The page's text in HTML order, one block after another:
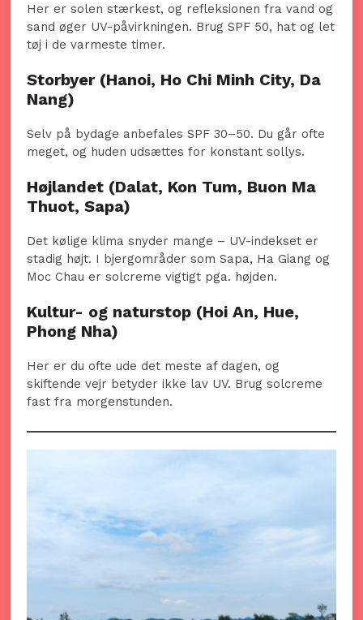
Her er solen stærkest, og refleksionen fra vand og
sand øger UV-påvirkningen. Brug SPF 50, hat og let
tøj i de varmeste timer.
Storbyer (Hanoi, Ho Chi Minh City, Da
Nang)
Selv på bydage anbefales SPF 30–50. Du går ofte
meget, og huden udsættes for konstant sollys.
Højlandet (Dalat, Kon Tum, Buon Ma
Thuot, Sapa)
Det kølige klima snyder mange – UV-indekset er
stadig højt. I bjergområder som Sapa, Ha Giang og
Moc Chau er solcreme vigtigt pga. højden.
Kultur- og naturstop (Hoi An, Hue,
Phong Nha)
Her er du ofte ude det meste af dagen, og
skiftende vejr betyder ikke lav UV. Brug solcreme
fast fra morgenstunden.